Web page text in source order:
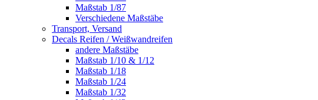
Maßstab 1/87
Verschiedene Maßstäbe
Transport, Versand
Decals Reifen / Weißwandreifen
andere Maßstäbe
Maßstab 1/10 & 1/12
Maßstab 1/18
Maßstab 1/24
Maßstab 1/32